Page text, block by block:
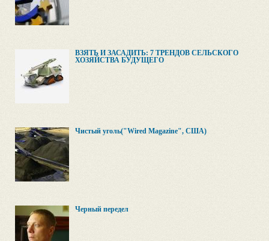
ВЗЯТЬ И ЗАСАДИТЬ: 7 ТРЕНДОВ СЕЛЬСКОГО
ХОЗЯЙСТВА БУДУЩЕГО
Чистый уголь("Wired Magazine", США)
Черный передел